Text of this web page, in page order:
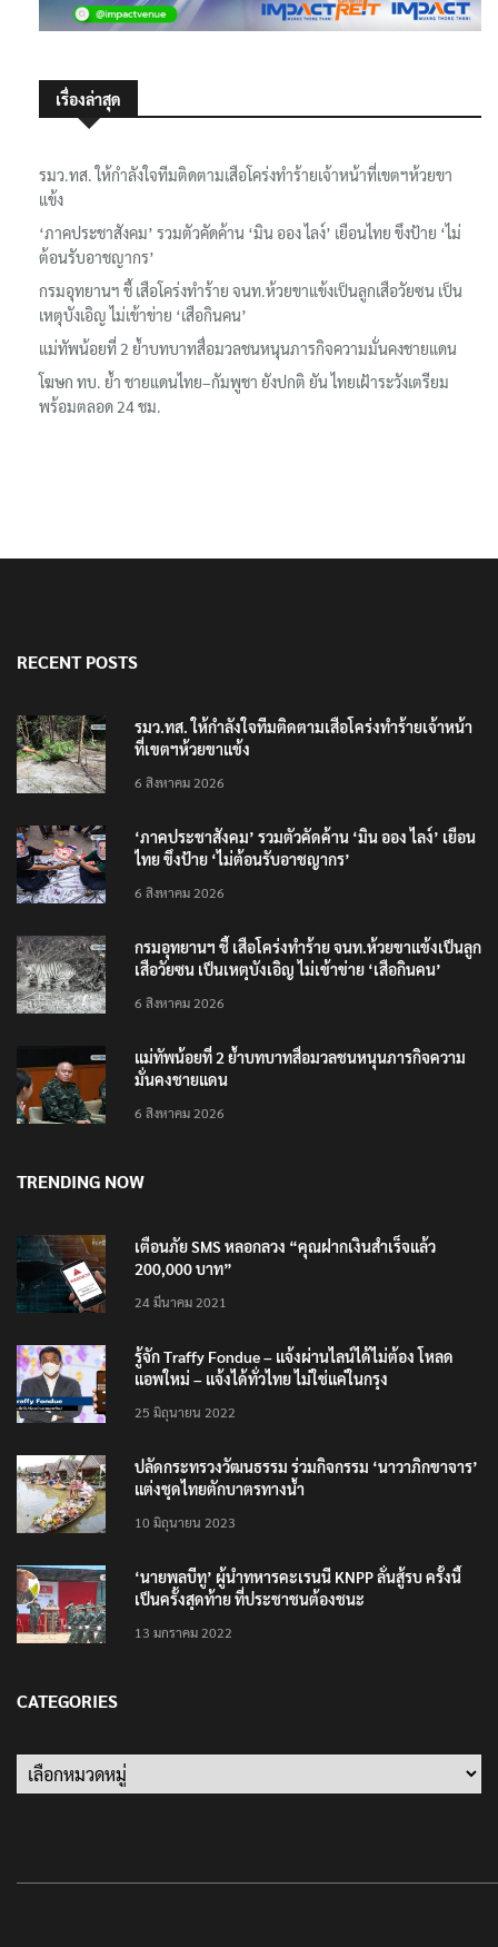
เรื่องล่าสุด
รมว.ทส. ให้กำลังใจทีมติดตามเสือโคร่งทำร้ายเจ้าหน้าที่เขตฯห้วยขา
แข้ง
‘ภาคประชาสังคม’ รวมตัวคัดค้าน ‘มิน ออง ไลง์’ เยือนไทย ขึงป้าย ‘ไม่
ต้อนรับอาชญากร’
กรมอุทยานฯ ชี้ เสือโคร่งทำร้าย จนท.ห้วยขาแข้งเป็นลูกเสือวัยซน เป็น
เหตุบังเอิญ ไม่เข้าข่าย ‘เสือกินคน’
แม่ทัพน้อยที่ 2 ย้ำบทบาทสื่อมวลชนหนุนภารกิจความมั่นคงชายแดน
โฆษก ทบ. ย้ำ ชายแดนไทย–กัมพูชา ยังปกติ ยัน ไทยเฝ้าระวังเตรียม
พร้อมตลอด 24 ชม.
RECENT POSTS
รมว.ทส. ให้กำลังใจทีมติดตามเสือโคร่งทำร้ายเจ้าหน้า
ที่เขตฯห้วยขาแข้ง
6 สิงหาคม 2026
‘ภาคประชาสังคม’ รวมตัวคัดค้าน ‘มิน ออง ไลง์’ เยือน
ไทย ขึงป้าย ‘ไม่ต้อนรับอาชญากร’
6 สิงหาคม 2026
กรมอุทยานฯ ชี้ เสือโคร่งทำร้าย จนท.ห้วยขาแข้งเป็นลูก
เสือวัยซน เป็นเหตุบังเอิญ ไม่เข้าข่าย ‘เสือกินคน’
6 สิงหาคม 2026
แม่ทัพน้อยที่ 2 ย้ำบทบาทสื่อมวลชนหนุนภารกิจความ
มั่นคงชายแดน
6 สิงหาคม 2026
TRENDING NOW
เตือนภัย SMS หลอกลวง “คุณฝากเงินสำเร็จแล้ว
200,000 บาท”
24 มีนาคม 2021
รู้จัก Traffy Fondue – แจ้งผ่านไลน์ได้ไม่ต้อง โหลด
แอพใหม่ – แจ้งได้ทั่วไทย ไม่ใช่แค่ในกรุง
25 มิถุนายน 2022
ปลัดกระทรวงวัฒนธรรม ร่วมกิจกรรม ‘นาวาภิกขาจาร’
แต่งชุดไทยตักบาตรทางน้ำ
10 มิถุนายน 2023
‘นายพลบีทู’ ผู้นำทหารคะเรนนี KNPP ลั่นสู้รบ ครั้งนี้
เป็นครั้งสุดท้าย ที่ประชาชนต้องชนะ
13 มกราคม 2022
CATEGORIES
Categories